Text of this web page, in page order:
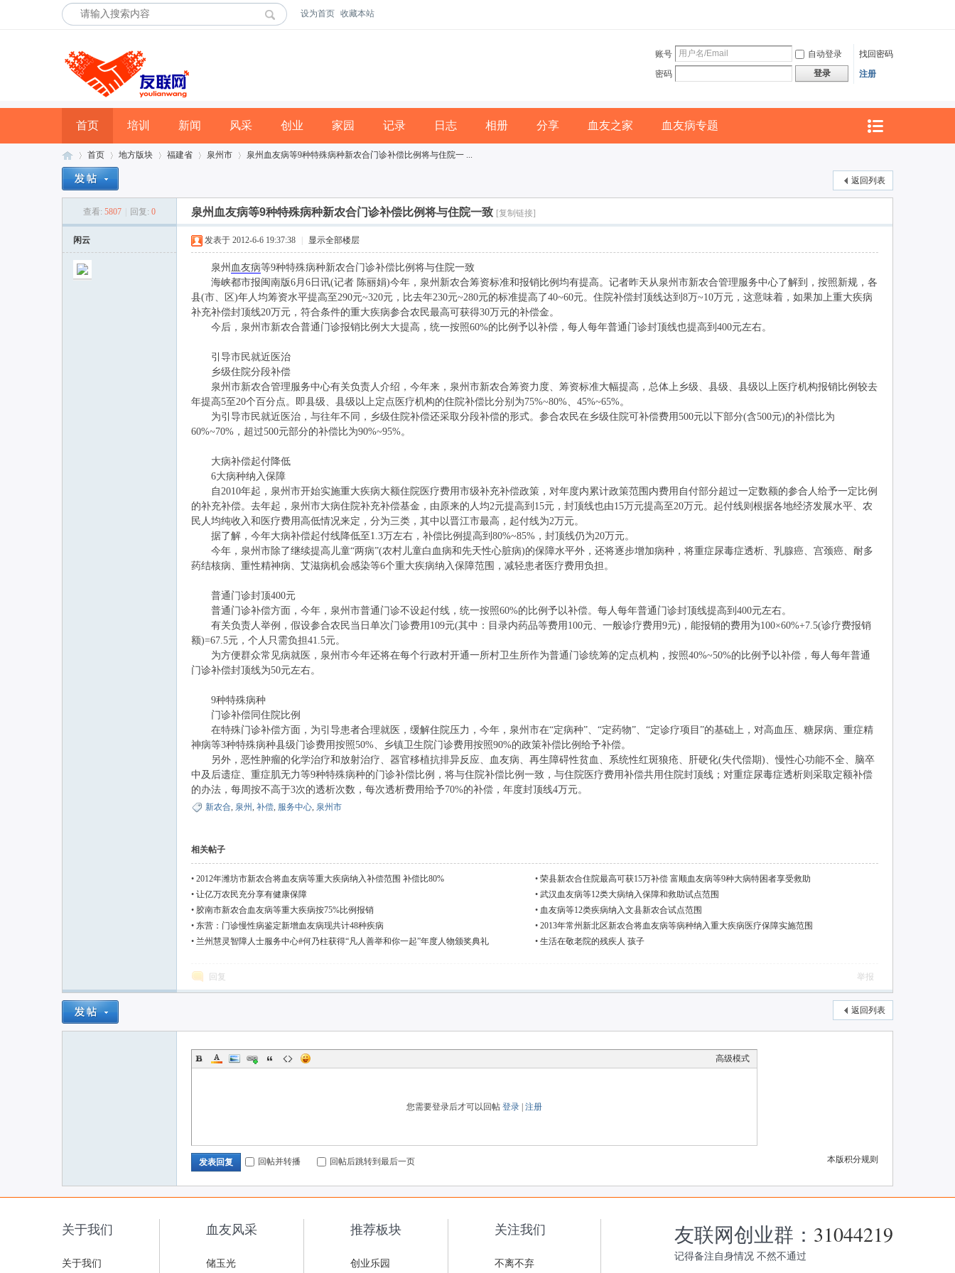
设为首页 收藏本站
账号 自动登录
找回密码
密码
登录 注册
首页 培训 新闻 风采 创业 家园 记录 日志 相册 分享 血友之家 血友病专题
首页
›
地方版块
›
福建省
›
泉州市
›
泉州血友病等9种特殊病种新农合门诊补偿比例将与住院一 ...
返回列表
查看: 5807 回复: 0 泉州血友病等9种特殊病种新农合门诊补偿比例将与住院一致 [复制链接]
闲云 发表于 2012-6-6 19:37:38 显示全部楼层
泉州 血友病等9种特殊病种新农合门诊补偿比例将与住院一致
海峡都市报闽南版6月6日讯(记者 陈丽娟)今年，泉州新农合筹资标准和报销比例均有提高。记者昨天从泉州市新农合管理服务中心了解到，按照新规，各
县(市、区)年人均筹资水平提高至290元~320元，比去年230元~280元的标准提高了40~60元。住院补偿封顶线达到8万~10万元，这意味着，如果加上重大疾病
补充补偿封顶线20万元，符合条件的重大疾病参合农民最高可获得30万元的补偿金。
今后，泉州市新农合普通门诊报销比例大大提高，统一按照60%的比例予以补偿，每人每年普通门诊封顶线也提高到400元左右。
引导市民就近医治
乡级住院分段补偿
泉州市新农合管理服务中心有关负责人介绍，今年来，泉州市新农合筹资力度、筹资标准大幅提高，总体上乡级、县级、县级以上医疗机构报销比例较去
年提高5至20个百分点。即县级、县级以上定点医疗机构的住院补偿比分别为75%~80%、45%~65%。
为引导市民就近医治，与往年不同，乡级住院补偿还采取分段补偿的形式。参合农民在乡级住院可补偿费用500元以下部分(含500元)的补偿比为
60%~70%，超过500元部分的补偿比为90%~95%。
大病补偿起付降低
6大病种纳入保障
自2010年起，泉州市开始实施重大疾病大额住院医疗费用市级补充补偿政策，对年度内累计政策范围内费用自付部分超过一定数额的参合人给予一定比例
的补充补偿。去年起，泉州市大病住院补充补偿基金，由原来的人均2元提高到15元，封顶线也由15万元提高至20万元。起付线则根据各地经济发展水平、农
民人均纯收入和医疗费用高低情况来定，分为三类，其中以晋江市最高，起付线为2万元。
据了解，今年大病补偿起付线降低至1.3万左右，补偿比例提高到80%~85%，封顶线仍为20万元。
今年，泉州市除了继续提高儿童“两病”(农村儿童白血病和先天性心脏病)的保障水平外，还将逐步增加病种，将重症尿毒症透析、乳腺癌、宫颈癌、耐多
药结核病、重性精神病、艾滋病机会感染等6个重大疾病纳入保障范围，减轻患者医疗费用负担。
普通门诊封顶400元
普通门诊补偿方面，今年，泉州市普通门诊不设起付线，统一按照60%的比例予以补偿。每人每年普通门诊封顶线提高到400元左右。
有关负责人举例，假设参合农民当日单次门诊费用109元(其中：目录内药品等费用100元、一般诊疗费用9元)，能报销的费用为100×60%+7.5(诊疗费报销
额)=67.5元，个人只需负担41.5元。
为方便群众常见病就医，泉州市今年还将在每个行政村开通一所村卫生所作为普通门诊统筹的定点机构，按照40%~50%的比例予以补偿，每人每年普通
门诊补偿封顶线为50元左右。
9种特殊病种
门诊补偿同住院比例
在特殊门诊补偿方面，为引导患者合理就医，缓解住院压力，今年，泉州市在“定病种”、“定药物”、“定诊疗项目”的基础上，对高血压、糖尿病、重症精
神病等3种特殊病种县级门诊费用按照50%、乡镇卫生院门诊费用按照90%的政策补偿比例给予补偿。
另外，恶性肿瘤的化学治疗和放射治疗、器官移植抗排异反应、血友病、再生障碍性贫血、系统性红斑狼疮、肝硬化(失代偿期)、慢性心功能不全、脑卒
中及后遗症、重症肌无力等9种特殊病种的门诊补偿比例，将与住院补偿比例一致，与住院医疗费用补偿共用住院封顶线；对重症尿毒症透析则采取定额补偿
的办法，每周按不高于3次的透析次数，每次透析费用给予70%的补偿，年度封顶线4万元。
新农合, 泉州, 补偿, 服务中心, 泉州市
相关帖子
• 2012年潍坊市新农合将血友病等重大疾病纳入补偿范围 补偿比80% • 荣县新农合住院最高可获15万补偿 富顺血友病等9种大病特困者享受救助
• 让亿万农民充分享有健康保障 • 武汉血友病等12类大病纳入保障和救助试点范围
• 胶南市新农合血友病等重大疾病按75%比例报销 • 血友病等12类疾病纳入文县新农合试点范围
• 东营：门诊慢性病鉴定新增血友病现共计48种疾病 • 2013年常州新北区新农合将血友病等病种纳入重大疾病医疗保障实施范围
• 兰州慧灵智障人士服务中心#何乃柱获得“凡人善举和你一起”年度人物颁奖典礼 • 生活在敬老院的残疾人 孩子
回复 举报
返回列表
高级模式
您需要登录后才可以回帖 登录 注册
本版积分规则
发表回复 回帖并转播 回帖后跳转到最后一页
关于我们
关于我们
血友风采
储玉光
推荐板块
创业乐园
关注我们
不离不弃
友联网创业群： 31044219
记得备注自身情况 不然不通过